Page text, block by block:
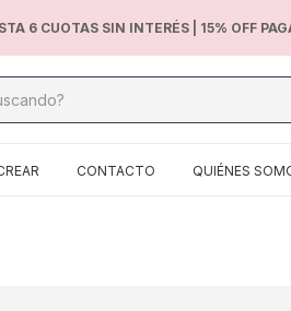
6 CUOTAS SIN INTERÉS | 15% OFF
CONTACTO QUIÉNES